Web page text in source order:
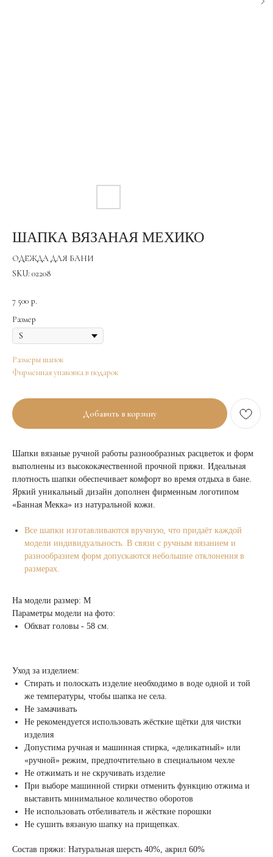
ШАПКА ВЯЗАНАЯ МЕХИКО
ОДЕЖДА ДЛЯ БАНИ
SKU: 02208
7 500 р.
Размер
Размеры шапок
Фирменная упаковка в подарок
Добавить в корзину
Шапки вязаные ручной работы разнообразных расцветок и форм
выполнены из высококачественной прочной пряжи. Идеальная
плотность шапки обеспечивает комфорт во время отдыха в бане.
Яркий уникальный дизайн дополнен фирменным логотипом
«Банная Мекка» из натуральной кожи.
Все шапки изготавливаются вручную, что придаёт каждой
модели индивидуальность. В связи с ручным вязанием и
разнообразием форм допускаются небольшие отклонения в
размерах.
На модели размер: M
Параметры модели на фото:
Обхват головы - 58 см.
Уход за изделием:
Стирать и полоскать изделие необходимо в воде одной и той
же температуры, чтобы шапка не села.
Не замачивать
Не рекомендуется использовать жёсткие щётки для чистки
изделия
Допустима ручная и машинная стирка, «деликатный» или
«ручной» режим, предпочтительно в специальном чехле
Не отжимать и не скручивать изделие
При выборе машинной стирки отменить функцию отжима и
выставить минимальное количество оборотов
Не использовать отбеливатель и жёсткие порошки
Не сушить вязаную шапку на прищепках.
Состав пряжи: Натуральная шерсть 40%, акрил 60%